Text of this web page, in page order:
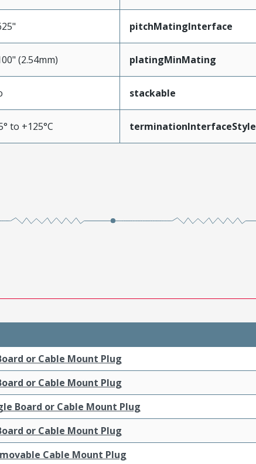
pitchMatingInterface
(2.54mm) platingMinMating
stackable
to +125°C terminationInterfaceStyle
or Cable Mount Plug
or Cable Mount Plug
Board or Cable Mount Plug
or Cable Mount Plug
Cable Mount Plug